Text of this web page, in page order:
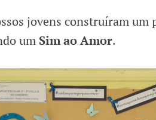
jovens construíram um
um Sim ao Amor.